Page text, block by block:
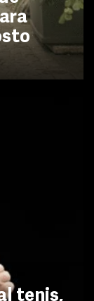
tenis,